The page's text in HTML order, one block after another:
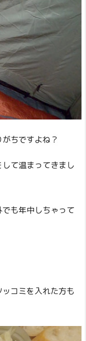
ちですよね？
て温まってきまし
も年中しちゃって
コミを入れた方も